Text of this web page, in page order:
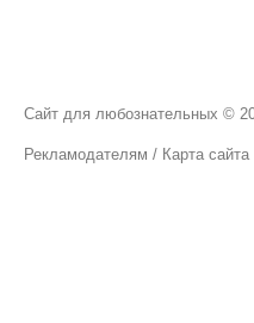
Сайт для любознательных ©
Рекламодателям / Карта сайта